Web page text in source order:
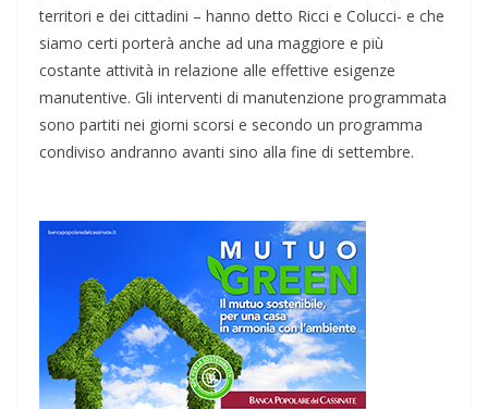
territori e dei cittadini – hanno detto Ricci e Colucci- e che
siamo certi porterà anche ad una maggiore e più
costante attività in relazione alle effettive esigenze
manutentive. Gli interventi di manutenzione programmata
sono partiti nei giorni scorsi e secondo un programma
condiviso andranno avanti sino alla fine di settembre.